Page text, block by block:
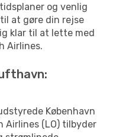
og venlig
at gøre din rejse
klar til at lette med
Airlines.
København
Airlines (LO) tilbyder